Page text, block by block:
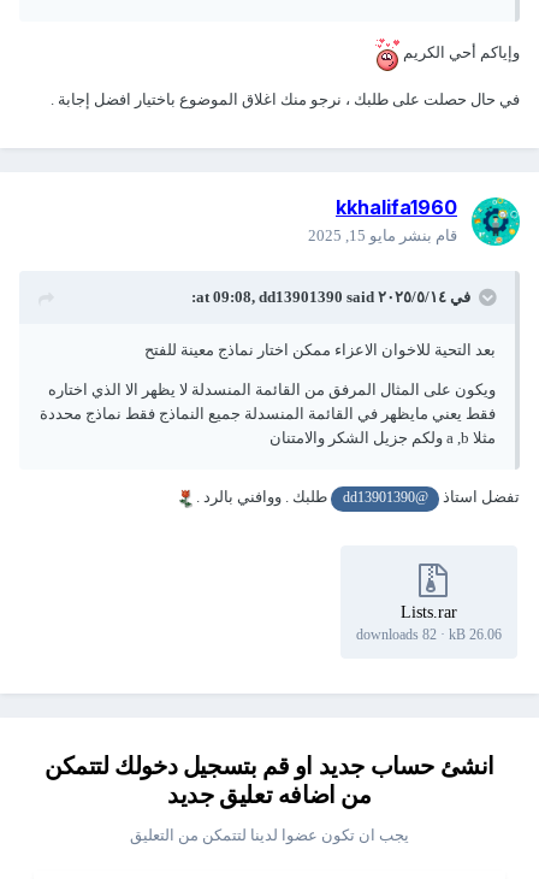
وإياكم أحي الكريم
في حال حصلت على طلبك ، نرجو منك اغلاق الموضوع باختيار افضل إجابة .
kkhalifa1960
قام بنشر مايو 15, 2025
في ١٤‏/٥‏/٢٠٢٥ at 09:08, dd13901390said:
بعد التحية للاخوان الاعزاء ممكن اختار نماذج معينة للفتح
ويكون على المثال المرفق من القائمة المنسدلة لا يظهر الا الذي اختاره
فقط يعني مايظهر في القائمة المنسدلة جميع النماذج فقط نماذج محددة
مثلا a ,b ولكم جزيل الشكر والامتنان
تفضل استاذ @dd13901390 طلبك . ووافني بالرد .
Lists.rar
26.06 kB
·
82 downloads
انشئ حساب جديد او قم بتسجيل دخولك لتتمكن
من اضافه تعليق جديد
يجب ان تكون عضوا لدينا لتتمكن من التعليق